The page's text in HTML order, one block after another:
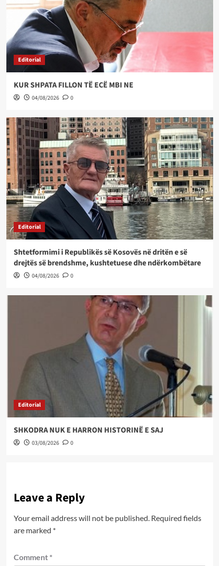
Editorial
KUR SHPATA FILLON TË ECË MBI NE
04/08/2026 0
Editorial
Shtetformimi i Republikës së Kosovës në dritën e së
drejtës së brendshme, kushtetuese dhe ndërkombëtare
04/08/2026 0
Editorial
SHKODRA NUK E HARRON HISTORINË E SAJ
03/08/2026 0
Leave a Reply
Your email address will not be published. Required fields
are marked *
Comment *